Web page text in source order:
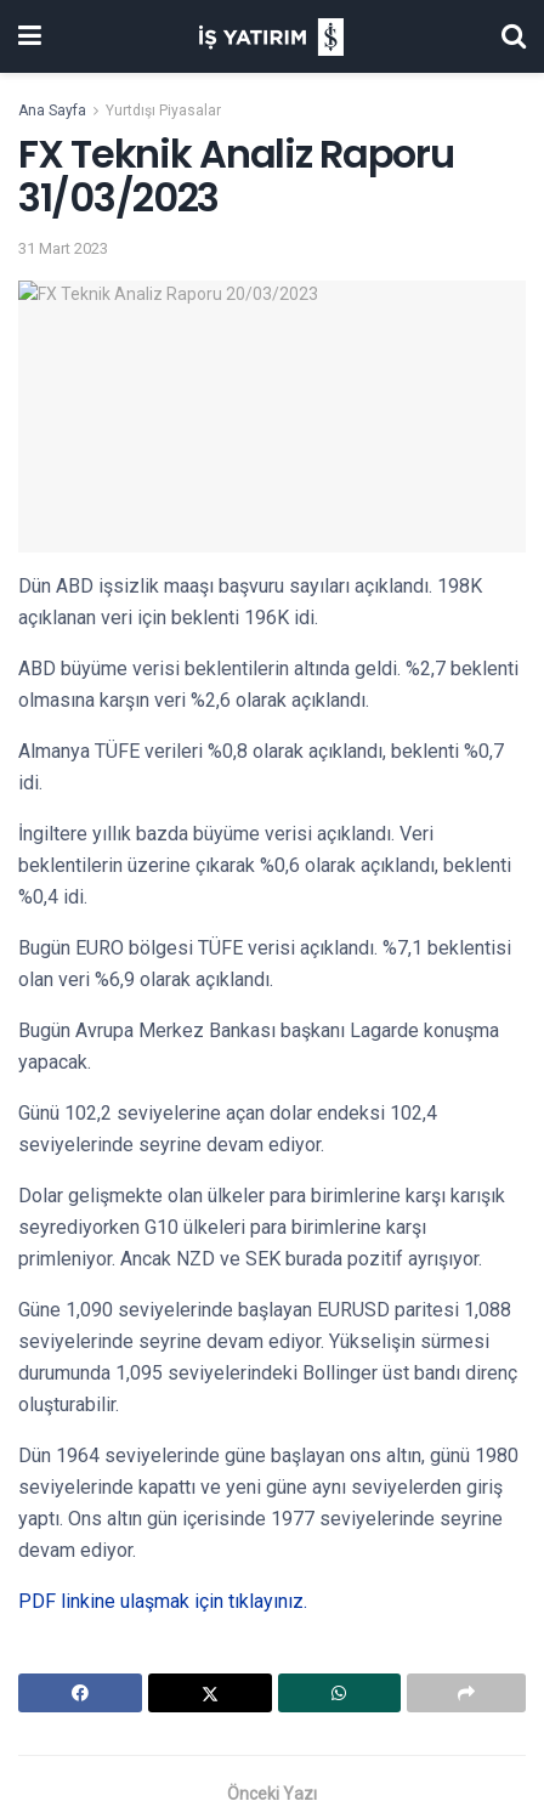
Ana Sayfa Yurtdışı Piyasalar
FX Teknik Analiz Raporu
31/03/2023
31 Mart 2023
Dün ABD işsizlik maaşı başvuru sayıları açıklandı. 198K
açıklanan veri için beklenti 196K idi.
ABD büyüme verisi beklentilerin altında geldi. %2,7 beklenti
olmasına karşın veri %2,6 olarak açıklandı.
Almanya TÜFE verileri %0,8 olarak açıklandı, beklenti %0,7
idi.
İngiltere yıllık bazda büyüme verisi açıklandı. Veri
beklentilerin üzerine çıkarak %0,6 olarak açıklandı, beklenti
%0,4 idi.
Bugün EURO bölgesi TÜFE verisi açıklandı. %7,1 beklentisi
olan veri %6,9 olarak açıklandı.
Bugün Avrupa Merkez Bankası başkanı Lagarde konuşma
yapacak.
Günü 102,2 seviyelerine açan dolar endeksi 102,4
seviyelerinde seyrine devam ediyor.
Dolar gelişmekte olan ülkeler para birimlerine karşı karışık
seyrediyorken G10 ülkeleri para birimlerine karşı
primleniyor. Ancak NZD ve SEK burada pozitif ayrışıyor.
Güne 1,090 seviyelerinde başlayan EURUSD paritesi 1,088
seviyelerinde seyrine devam ediyor. Yükselişin sürmesi
durumunda 1,095 seviyelerindeki Bollinger üst bandı direnç
oluşturabilir.
Dün 1964 seviyelerinde güne başlayan ons altın, günü 1980
seviyelerinde kapattı ve yeni güne aynı seviyelerden giriş
yaptı. Ons altın gün içerisinde 1977 seviyelerinde seyrine
devam ediyor.
PDF linkine ulaşmak için tıklayınız.
Önceki Yazı